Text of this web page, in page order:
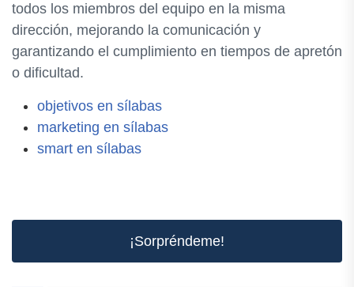
todos los miembros del equipo en la misma
dirección, mejorando la comunicación y
garantizando el cumplimiento en tiempos de apretón
o dificultad.
objetivos en sílabas
marketing en sílabas
smart en sílabas
¡Sorpréndeme!